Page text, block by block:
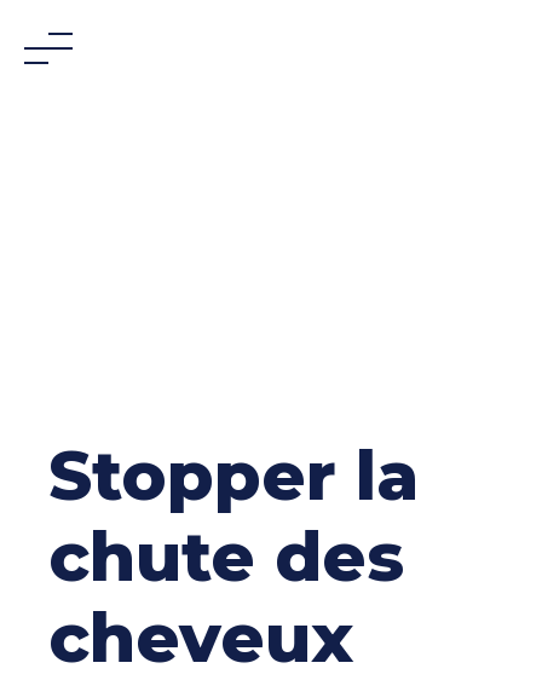
content
Stopper la
chute des
cheveux